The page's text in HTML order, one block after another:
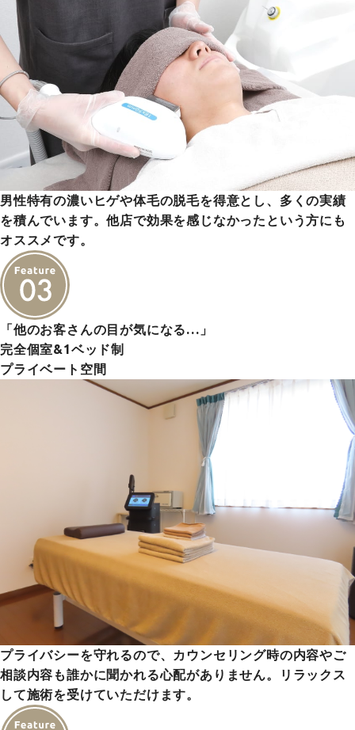
男性特有の濃いヒゲや体毛の脱毛を得意とし、多くの実績
を積んでいます。他店で効果を感じなかったという方にも
オススメです。
「他のお客さんの目が気になる…」
完全個室&1ベッド制
プライベート空間
プライバシーを守れるので、カウンセリング時の内容やご
相談内容も誰かに聞かれる心配がありません。リラックス
して施術を受けていただけます。